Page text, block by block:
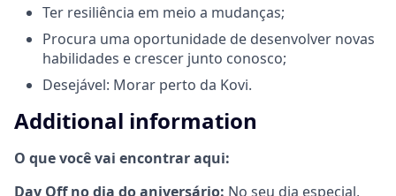
Ter resiliência em meio a mudanças;
Procura uma oportunidade de desenvolver novas
habilidades e crescer junto conosco;
Desejável: Morar perto da Kovi.
Additional information
O que você vai encontrar aqui:
Day Off no dia do aniversário: No seu dia especial,